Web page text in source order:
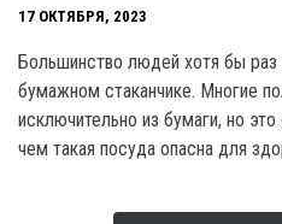
17 ОКТЯБРЯ, 2023
Большинство людей хотя бы раз
бумажном стаканчике. Многие
исключительно из бумаги, но
чем такая посуда опасна для